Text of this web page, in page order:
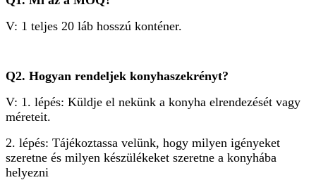
V: 1 teljes 20 láb hosszú konténer.
Q2. Hogyan rendeljek konyhaszekrényt?
V: 1. lépés: Küldje el nekünk a konyha elrendezését vagy
méreteit.
2. lépés: Tájékoztassa velünk, hogy milyen igényeket
szeretne és milyen készülékeket szeretne a konyhába
helyezni